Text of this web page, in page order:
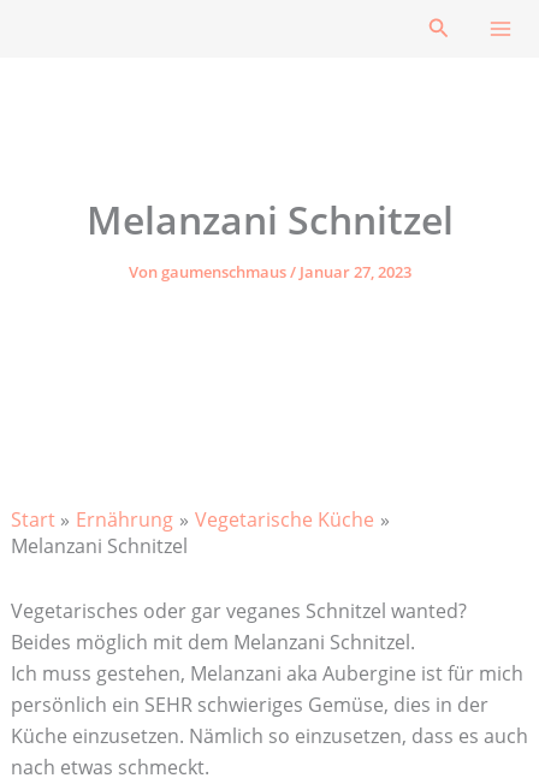
Suchen
Melanzani Schnitzel
Vongaumenschmaus/ Januar 27, 2023
Start Ernährung
Vegetarische Küche
Melanzani Schnitzel
Vegetarisches oder gar veganes Schnitzel wanted?
Beides möglich mit dem Melanzani Schnitzel.
Ich muss gestehen, Melanzani aka Aubergine ist für mich
persönlich ein SEHR schwieriges Gemüse, dies in der
Küche einzusetzen. Nämlich so einzusetzen, dass es auch
nach etwas schmeckt.